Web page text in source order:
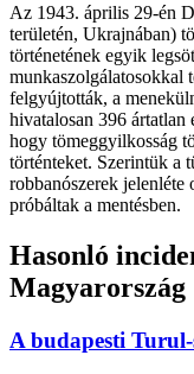
Az 1943. április 29-én
területén, Ukrajnában)
történetének egyik
munkaszolgálatosokkal
felgyújtották, a
hivatalosan 396 ártatlan
hogy tömeggyilkosság
történteket. Szerintük a
robbanószerek jelenléte
próbáltak a mentésben.
Hasonló
Magyarország
A budapesti